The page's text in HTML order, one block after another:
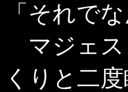
「それで
マジェス
くりと二度